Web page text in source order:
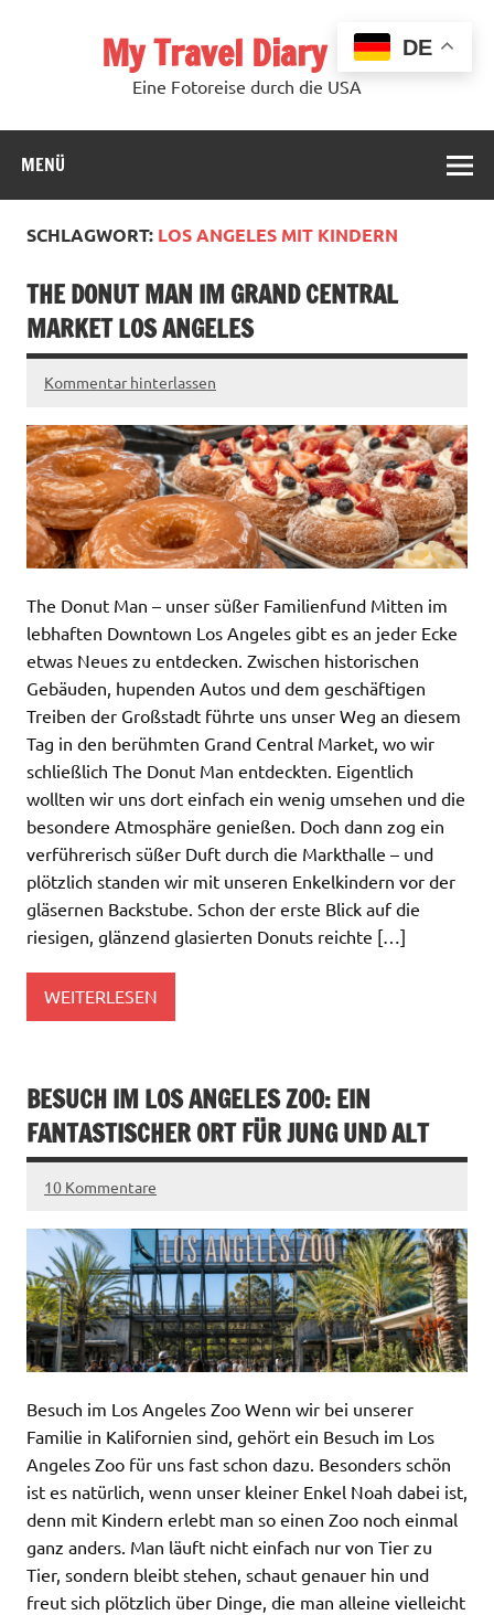
My Travel Diary USA
Eine Fotoreise durch die USA
MENÜ
SCHLAGWORT: LOS ANGELES MIT KINDERN
THE DONUT MAN IM GRAND CENTRAL
MARKET LOS ANGELES
Kommentar hinterlassen
The Donut Man – unser süßer Familienfund Mitten im
lebhaften Downtown Los Angeles gibt es an jeder Ecke
etwas Neues zu entdecken. Zwischen historischen
Gebäuden, hupenden Autos und dem geschäftigen
Treiben der Großstadt führte uns unser Weg an diesem
Tag in den berühmten Grand Central Market, wo wir
schließlich The Donut Man entdeckten. Eigentlich
wollten wir uns dort einfach ein wenig umsehen und die
besondere Atmosphäre genießen. Doch dann zog ein
verführerisch süßer Duft durch die Markthalle – und
plötzlich standen wir mit unseren Enkelkindern vor der
gläsernen Backstube. Schon der erste Blick auf die
riesigen, glänzend glasierten Donuts reichte […]
WEITERLESEN
BESUCH IM LOS ANGELES ZOO: EIN
FANTASTISCHER ORT FÜR JUNG UND ALT
10 Kommentare
Besuch im Los Angeles Zoo Wenn wir bei unserer
Familie in Kalifornien sind, gehört ein Besuch im Los
Angeles Zoo für uns fast schon dazu. Besonders schön
ist es natürlich, wenn unser kleiner Enkel Noah dabei ist,
denn mit Kindern erlebt man so einen Zoo noch einmal
ganz anders. Man läuft nicht einfach nur von Tier zu
Tier, sondern bleibt stehen, schaut genauer hin und
freut sich plötzlich über Dinge, die man alleine vielleicht
DE